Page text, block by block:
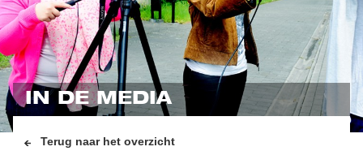
IN DE MEDIA
Terug naar het overzicht